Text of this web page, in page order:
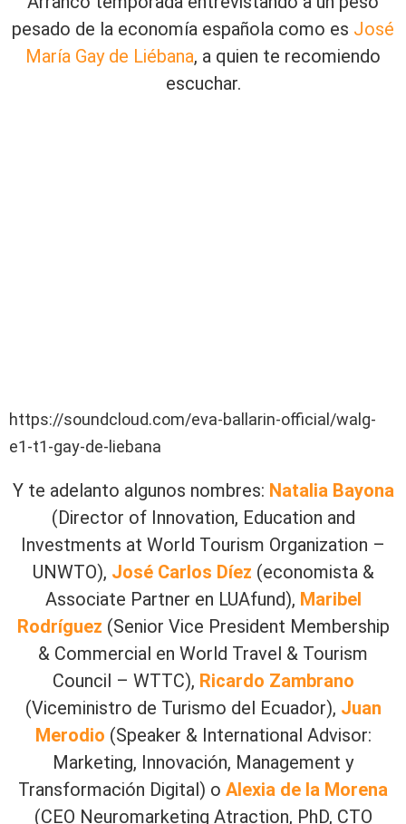
pesado de la economía española como es José
María Gay de Liébana, a quien te recomiendo
escuchar.
https://soundcloud.com/eva-ballarin-official/walg-
e1-t1-gay-de-liebana
Y te adelanto algunos nombres: Natalia Bayona
(Director of Innovation, Education and
Investments at World Tourism Organization –
UNWTO), José Carlos Díez (economista &
Associate Partner en LUAfund), Maribel
Rodríguez (Senior Vice President Membership
& Commercial en World Travel & Tourism
Council – WTTC), Ricardo Zambrano
(Viceministro de Turismo del Ecuador), Juan
Merodio (Speaker & International Advisor:
Marketing, Innovación, Management y
Transformación Digital) o Alexia de la Morena
(CEO Neuromarketing Atraction, PhD, CTO